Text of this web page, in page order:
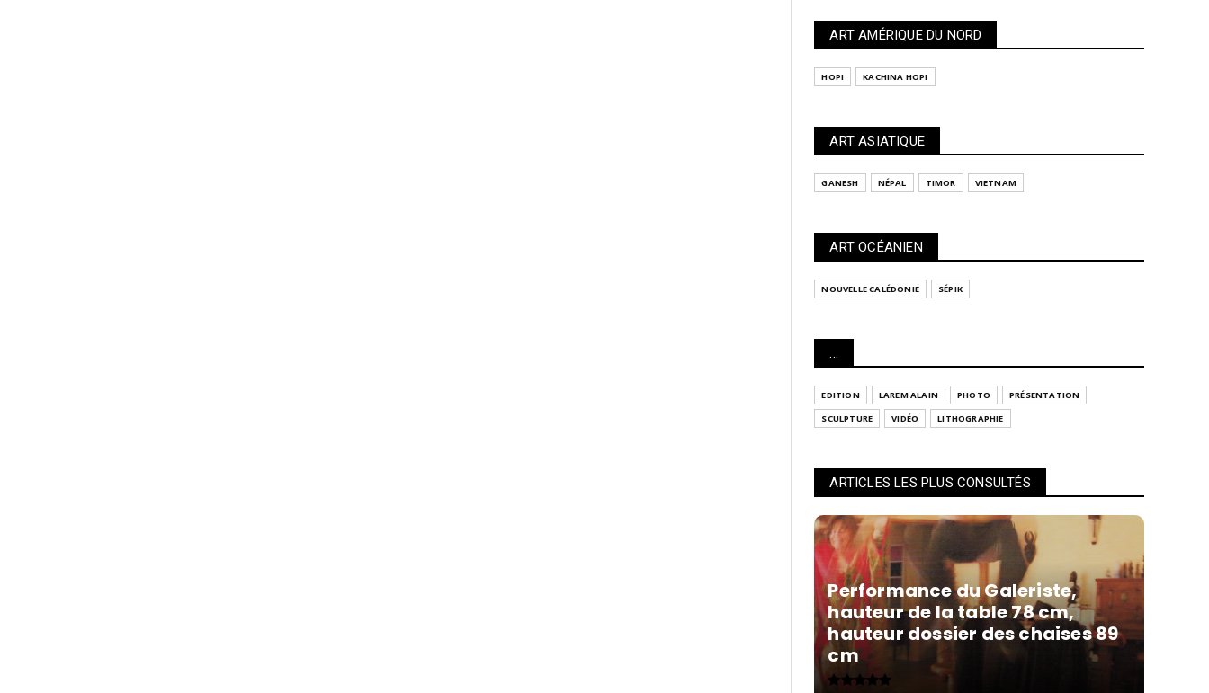
ART AMÉRIQUE DU NORD
HOPI KACHINA HOPI
ART ASIATIQUE
GANESH NÉPAL TIMOR VIETNAM
ART OCÉANIEN
NOUVELLE CALÉDONIE SÉPIK
...
EDITION LAREM ALAIN PHOTO
PRÉSENTATION
SCULPTURE
VIDÉO LITHOGRAPHIE
ARTICLES LES PLUS CONSULTÉS
Performance du Galeriste,
hauteur de la table 78 cm,
hauteur dossier des chaises 89
cm